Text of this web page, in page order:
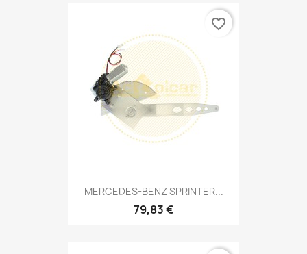
MERCEDES-BENZ SPRINTER...
79,83 €
favorite_border